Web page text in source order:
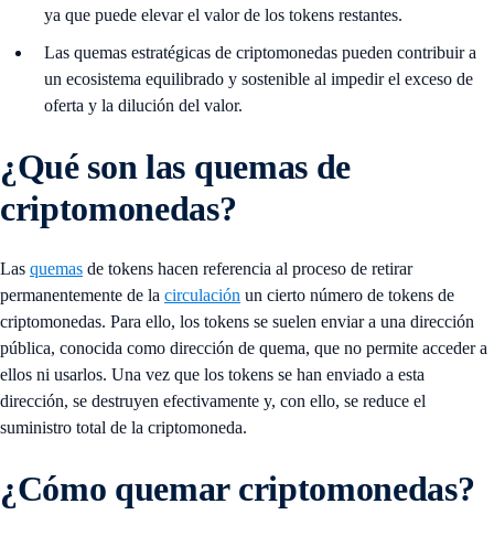
ya que puede elevar el valor de los tokens restantes.
Las quemas estratégicas de criptomonedas pueden contribuir a
un ecosistema equilibrado y sostenible al impedir el exceso de
oferta y la dilución del valor.
¿Qué son las quemas de
criptomonedas?
Las quemas de tokens hacen referencia al proceso de retirar
permanentemente de la circulación un cierto número de tokens de
criptomonedas. Para ello, los tokens se suelen enviar a una dirección
pública, conocida como dirección de quema, que no permite acceder a
ellos ni usarlos. Una vez que los tokens se han enviado a esta
dirección, se destruyen efectivamente y, con ello, se reduce el
suministro total de la criptomoneda.
¿Cómo quemar criptomonedas?